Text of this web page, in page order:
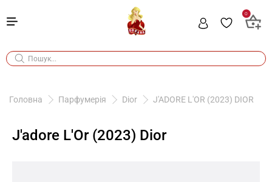
0
Головна Парфумерія Dior J'ADORE L'OR (2023) DIOR
J'adore L'Or (2023) Dior